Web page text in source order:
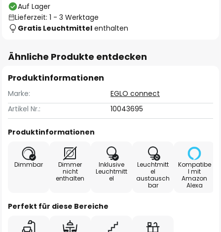
Auf Lager
Lieferzeit: 1 - 3 Werktage
Gratis Leuchtmittel enthalten
Ähnliche Produkte entdecken
Produktinformationen
Marke:
EGLO connect
Artikel Nr.:
10043695
Produktinformationen
Dimmbar
Dimmer
nicht
enthalten
Inklusive
Leuchtmitt
el
Leuchtmitt
el
austausch
bar
Kompatibe
l mit
Amazon
Alexa
Perfekt für diese Bereiche